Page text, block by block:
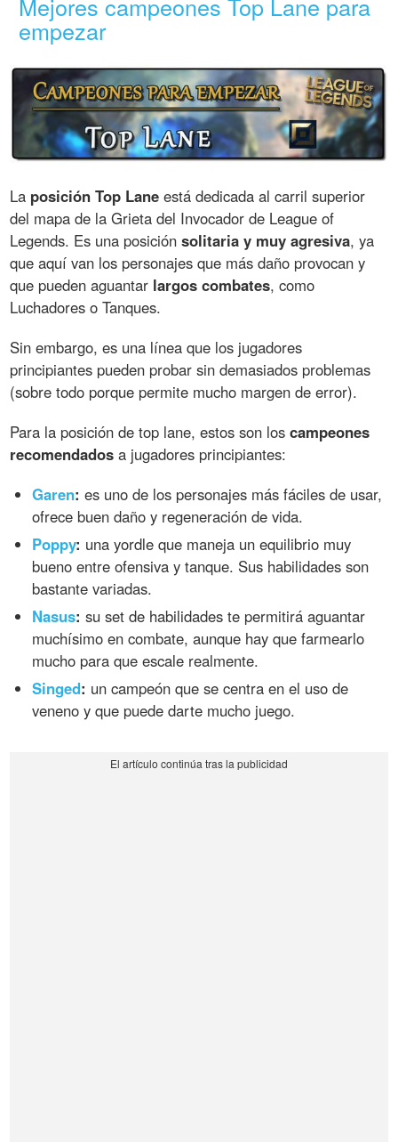
empezar
La posición Top Lane está dedicada al carril superior
del mapa de la Grieta del Invocador de League of
Legends. Es una posiciónsolitaria y muy agresiva, ya
que aquí van los personajes que más daño provocan y
que pueden aguantar largos combates, como
Luchadores o Tanques.
Sin embargo, es una línea que los jugadores
principiantes pueden probar sin demasiados problemas
(sobre todo porque permite mucho margen de error).
Para la posición de top lane, estos son loscampeones
recomendados a jugadores principiantes:
Garen: es uno de los personajes más fáciles de usar,
ofrece buen daño y regeneración de vida.
Poppy: una yordle que maneja un equilibrio muy
bueno entre ofensiva y tanque. Sus habilidades son
bastante variadas.
Nasus: su set de habilidades te permitirá aguantar
muchísimo en combate, aunque hay que farmearlo
mucho para que escale realmente.
Singed: un campeón que se centra en el uso de
veneno y que puede darte mucho juego.